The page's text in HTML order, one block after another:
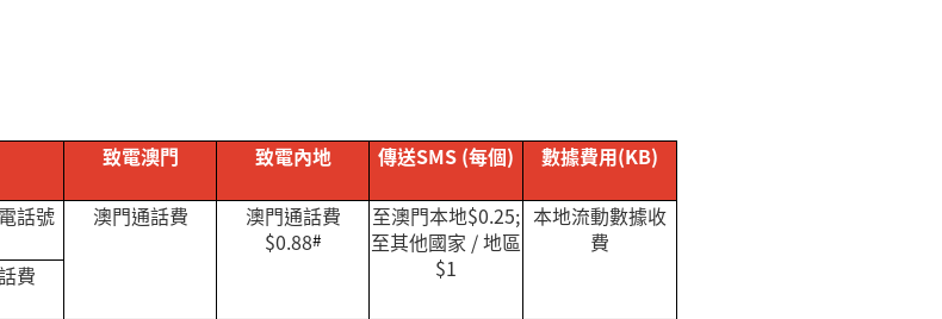
致電澳門 致電內地 傳送SMS (每個) 數據費用(KB)
話號
澳門通話費
澳門通話費
$0.88#
至澳門本地$0.25;
至其他國家 /地區
$1
本地流動數據收
費
費